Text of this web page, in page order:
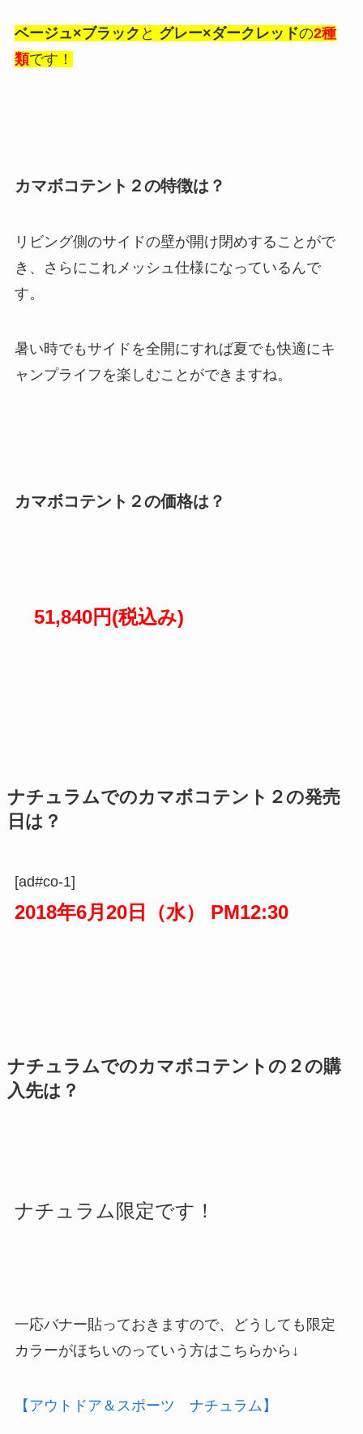
ベージュ×ブラック と グレー×ダークレッドの2種
類です！
カマボコテント２の特徴は？
リビング側のサイドの壁が開け閉めすることがで
き、さらにこれメッシュ仕様になっているんで
す。
暑い時でもサイドを全開にすれば夏でも快適にキ
ャンプライフを楽しむことができますね。
カマボコテント２の価格は？
51,840円(税込み)
ナチュラムでのカマボコテント２の発売
日は？
[ad#co-1]
2018年6月20日（水） PM12:30
ナチュラムでのカマボコテントの２の購
入先は？
ナチュラム限定です！
一応バナー貼っておきますので、どうしても限定
カラーがほちいのっていう方はこちらから↓
【アウトドア＆スポーツ ナチュラム】